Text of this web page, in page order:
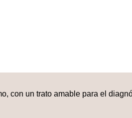
con un trato amable para el